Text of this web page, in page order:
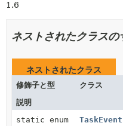
1.6
ネストされたクラスの
ネストされたクラス
修飾子と型
クラス
説明
static enum